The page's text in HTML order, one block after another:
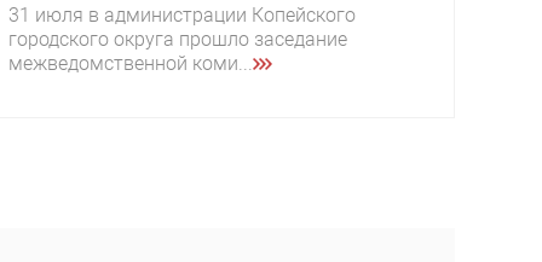
31 июля в администрации Копейского
городского округа прошло заседание
межведомственной коми...